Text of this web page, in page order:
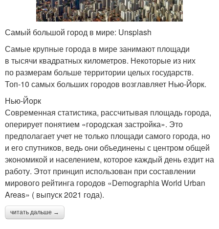
Самый большой город в мире: Unsplash
Самые крупные города в мире занимают площади
в тысячи квадратных километров. Некоторые из них
по размерам больше территории целых государств.
Топ-10 самых больших городов возглавляет Нью-Йорк.
Нью-Йорк
Современная статистика, рассчитывая площадь города,
оперирует понятием «городская застройка». Это
предполагает учет не только площади самого города, но
и его спутников, ведь они объединены с центром общей
экономикой и населением, которое каждый день ездит на
работу. Этот принцип использован при составлении
мирового рейтинга городов «Demographia World Urban
Areas» ( выпуск 2021 года).
читать дальше →